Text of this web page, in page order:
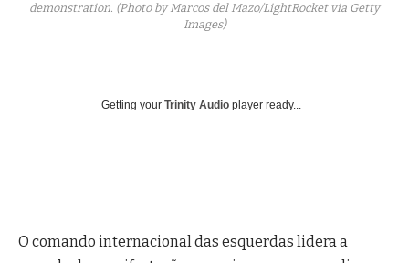
demonstration. (Photo by Marcos del Mazo/LightRocket via Getty
Images)
Getting your Trinity Audio player ready...
O comando internacional das esquerdas lidera a